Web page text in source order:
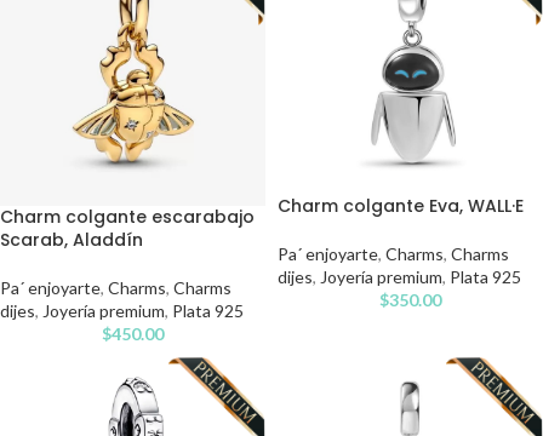
Charm colgante escarabajo
Scarab, Aladdín
Pa´ enjoyarte, Charms, Charms
dijes, Joyería premium, Plata 925
$450.00
Charm colgante Eva, WALL·E
Pa´ enjoyarte, Charms, Charms
dijes, Joyería premium, Plata 925
$350.00